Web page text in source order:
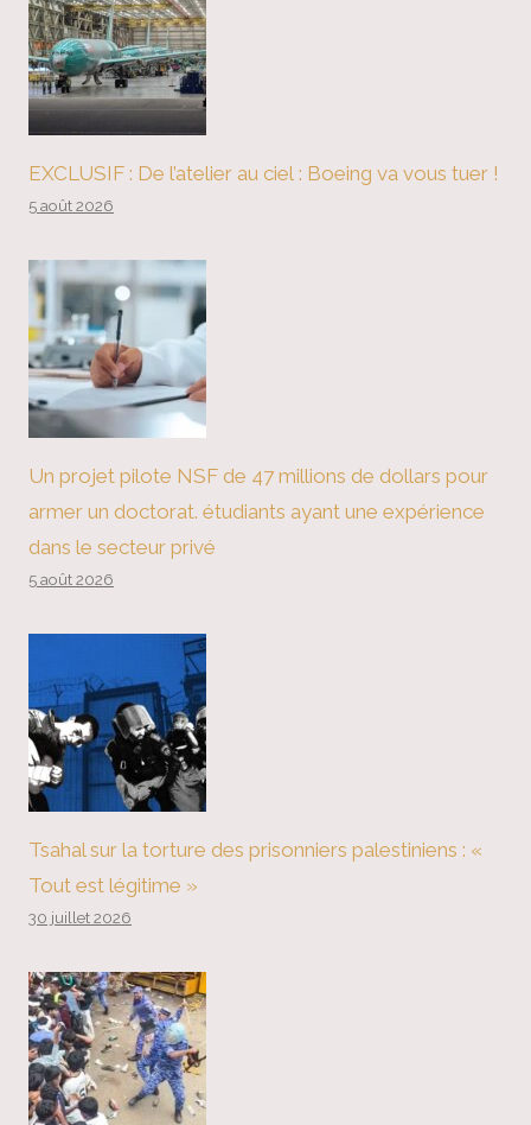
EXCLUSIF : De l’atelier au ciel : Boeing va vous tuer !
5 août 2026
Un projet pilote NSF de 47 millions de dollars pour
armer un doctorat. étudiants ayant une expérience
dans le secteur privé
5 août 2026
Tsahal sur la torture des prisonniers palestiniens : «
Tout est légitime »
30 juillet 2026